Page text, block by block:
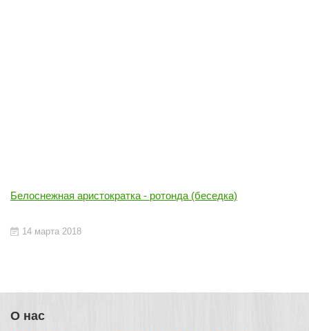
Белоснежная аристократка - ротонда (беседка)
14 марта 2018
О нас